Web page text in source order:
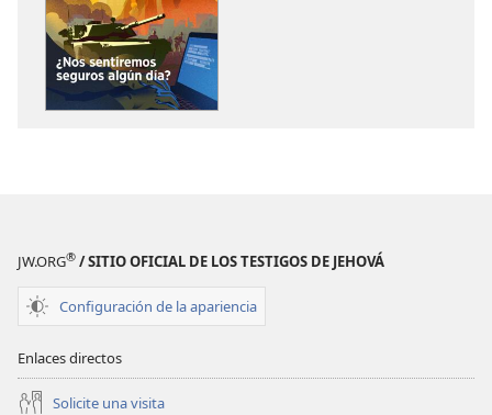
día?
JW.ORG® / SITIO OFICIAL DE LOS TESTIGOS DE JEHOVÁ
Configuración de la apariencia
Enlaces directos
Solicite una visita